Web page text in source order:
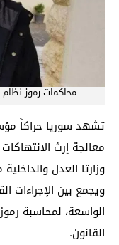
محاكمات رموز
تشهد سوريا حراكاً
معالجة إرث
وزارتا العدل
ويجمع بين الإجراءات
الواسعة، لمحاسبة
القانون.